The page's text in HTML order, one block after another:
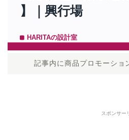
記事内に商品プロモーショ
スポンサー